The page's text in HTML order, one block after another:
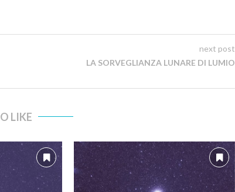
next post
LA SORVEGLIANZA LUNARE DI LUMIO
LIKE